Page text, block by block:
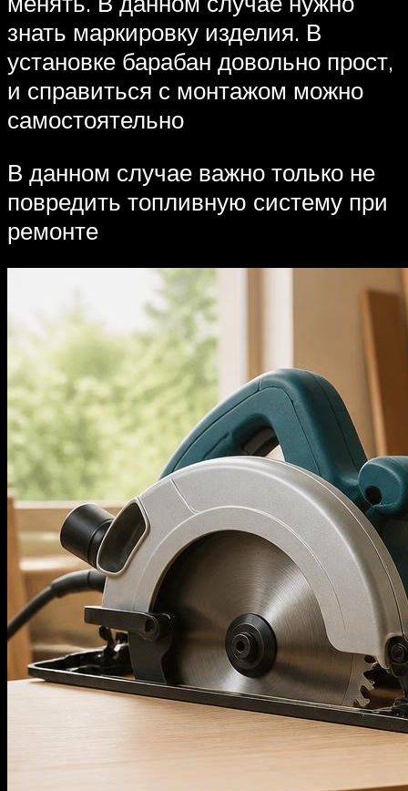
знать маркировку изделия. В
установке барабан довольно прост,
и справиться с монтажом можно
самостоятельно
В данном случае важно только не
повредить топливную систему при
ремонте